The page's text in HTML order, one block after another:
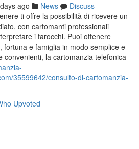
ago News
Discuss
ti offre la possibilità di ricevere un
con cartomanti professionali
i tarocchi. Puoi ottenere
fortuna e famiglia in modo semplice e
convenienti, la cartomanzia telefonica
35599642/consulto-di-cartomanzia-
Upvoted